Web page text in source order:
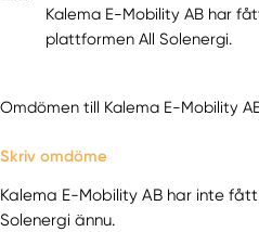
Kalema E-Mobility AB har
plattformen All Solenergi.
Omdömen till Kalema E-Mobility
Skriv omdöme
Kalema E-Mobility AB har inte
Solenergi ännu.